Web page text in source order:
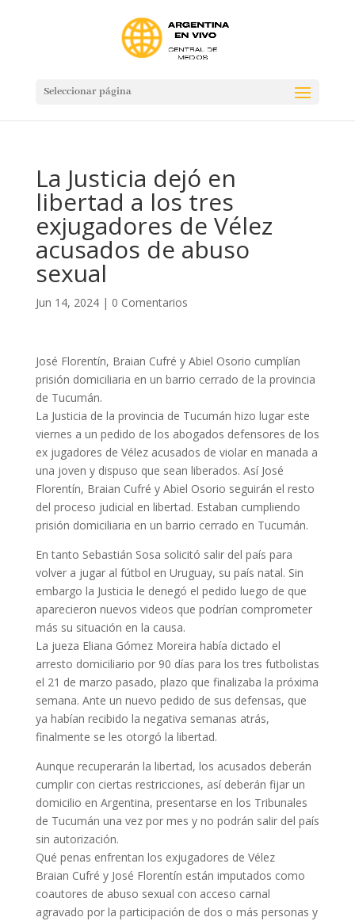
Seleccionar página
La Justicia dejó en
libertad a los tres
exjugadores de Vélez
acusados de abuso
sexual
Jun 14, 2024| 0 Comentarios
José Florentín, Braian Cufré y Abiel Osorio cumplían
prisión domiciliaria en un barrio cerrado de la provincia
de Tucumán.
La Justicia de la provincia de Tucumán hizo lugar este
viernes a un pedido de los abogados defensores de los
ex jugadores de Vélez acusados de violar en manada a
una joven y dispuso que sean liberados. Así José
Florentín, Braian Cufré y Abiel Osorio seguirán el resto
del proceso judicial en libertad. Estaban cumpliendo
prisión domiciliaria en un barrio cerrado en Tucumán.
En tanto Sebastián Sosa solicitó salir del país para
volver a jugar al fútbol en Uruguay, su país natal. Sin
embargo la Justicia le denegó el pedido luego de que
aparecieron nuevos videos que podrían comprometer
más su situación en la causa.
La jueza Eliana Gómez Moreira había dictado el
arresto domiciliario por 90 días para los tres futbolistas
el 21 de marzo pasado, plazo que finalizaba la próxima
semana. Ante un nuevo pedido de sus defensas, que
ya habían recibido la negativa semanas atrás,
finalmente se les otorgó la libertad.
Aunque recuperarán la libertad, los acusados deberán
cumplir con ciertas restricciones, así deberán fijar un
domicilio en Argentina, presentarse en los Tribunales
de Tucumán una vez por mes y no podrán salir del país
sin autorización.
Qué penas enfrentan los exjugadores de Vélez
Braian Cufré y José Florentín están imputados como
coautores de abuso sexual con acceso carnal
agravado por la participación de dos o más personas y